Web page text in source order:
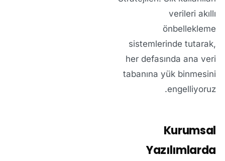
verileri akıllı
önbellekleme
sistemlerinde tutarak,
her defasında ana veri
tabanına yük binmesini
engelliyoruz.
Kurumsal
Yazılımlarda